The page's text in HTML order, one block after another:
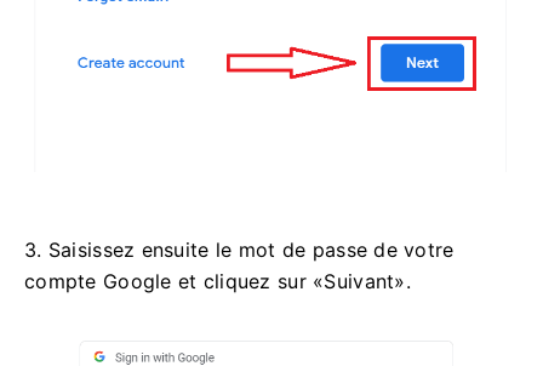
3. Saisissez ensuite le mot de passe de votre
compte Google et cliquez sur «Suivant».